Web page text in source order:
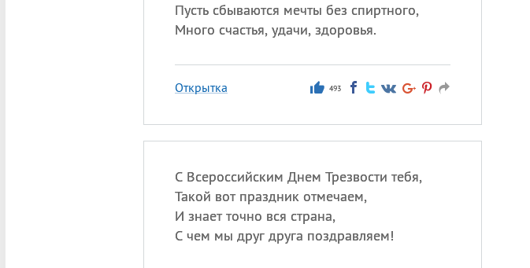
Пусть сбываются мечты без спиртного,
Много счастья, удачи, здоровья.
Открытка 493
С Всероссийским Днем Трезвости тебя,
Такой вот праздник отмечаем,
И знает точно вся страна,
С чем мы друг друга поздравляем!